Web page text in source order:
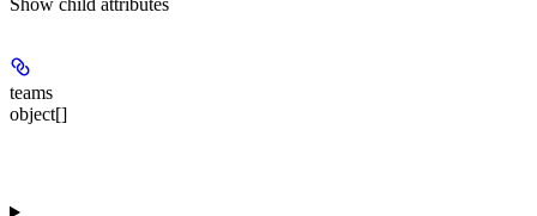
teams
object[]